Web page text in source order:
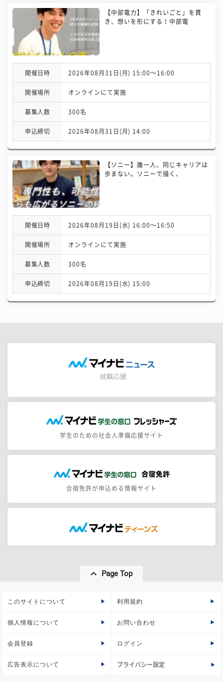
【中部電力】「きれいごと」を貫
き、想いを形にする！中部電
開催日時 2026年08月31日(月) 15:00〜16:00
開催場所 オンラインにて実施
募集人数 300名
申込締切 2026年08月31日(月) 14:00
【ソニー】誰一人、同じキャリアは
歩まない。ソニーで描く、
開催日時 2026年08月19日(水) 16:00〜16:50
開催場所 オンラインにて実施
募集人数 300名
申込締切 2026年08月19日(水) 15:00
学生のための社会人準備応援サイト
合宿免許が申込める情報サイト
Page Top
このサイトについて 利用規約
個人情報について お問い合わせ
会員登録 ログイン
広告表示について プライバシー設定